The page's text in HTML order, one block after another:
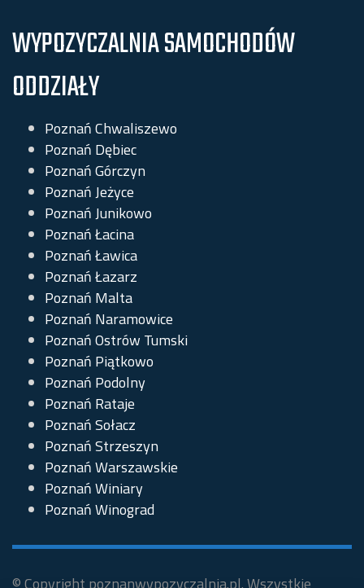
WYPOZYCZALNIA SAMOCHODÓW
ODDZIAŁY
Poznań Chwaliszewo
Poznań Dębiec
Poznań Górczyn
Poznań Jeżyce
Poznań Junikowo
Poznań Łacina
Poznań Ławica
Poznań Łazarz
Poznań Malta
Poznań Naramowice
Poznań Ostrów Tumski
Poznań Piątkowo
Poznań Podolny
Poznań Rataje
Poznań Sołacz
Poznań Strzeszyn
Poznań Warszawskie
Poznań Winiary
Poznań Winograd
© Copyright poznanwypozyczalnia.pl. Wszystkie